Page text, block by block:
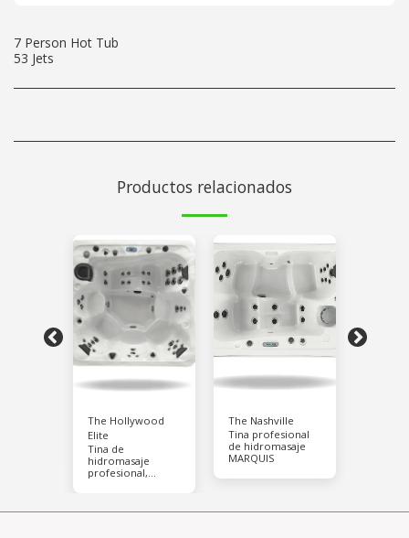
7 Person Hot Tub
53 Jets
Productos relacionados
The Hollywood
Elite
Tina de
hidromasaje
profesional,
The Nashville
Tina profesional
de hidromasaje
MARQUIS